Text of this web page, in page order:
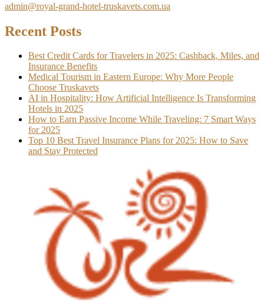
admin@royal-grand-hotel-truskavets.com.ua
Recent Posts
Best Credit Cards for Travelers in 2025: Cashback, Miles, and
Insurance Benefits
Medical Tourism in Eastern Europe: Why More People
Choose Truskavets
AI in Hospitality: How Artificial Intelligence Is Transforming
Hotels in 2025
How to Earn Passive Income While Traveling: 7 Smart Ways
for 2025
Top 10 Best Travel Insurance Plans for 2025: How to Save
and Stay Protected